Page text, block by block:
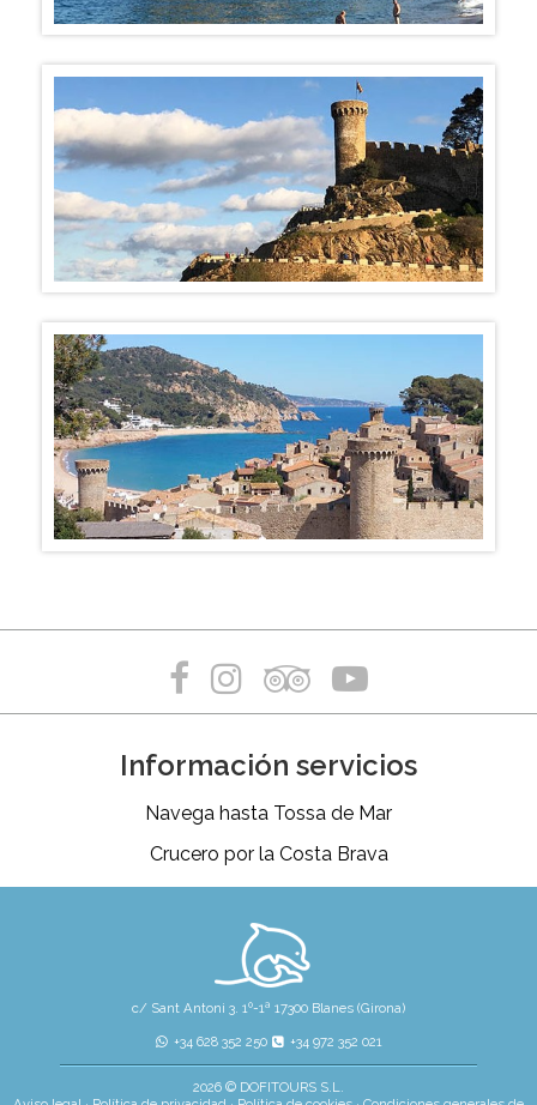
Información servicios
Navega hasta Tossa de Mar
Crucero por la Costa Brava
c/ Sant Antoni 3. 1º-1ª 17300 Blanes (Girona)
+34 628 352 250
+34 972 352 021
2026 © DOFITOURS S.L.